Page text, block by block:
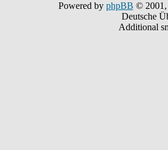
Powered by phpBB © 2001,
Deutsche
Additional